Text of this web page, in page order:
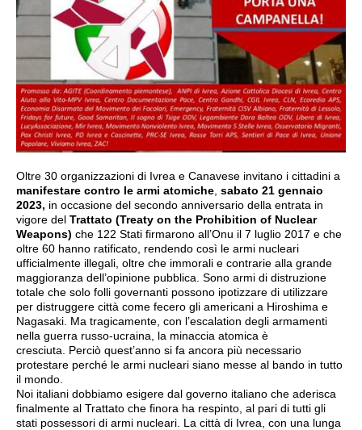
Oltre 30 organizzazioni di Ivrea e Canavese invitano i cittadini a
manifestare contro le armi atomiche sabato 21 gennaio
2023, in occasione del secondo anniversario della entrata in
vigore del Trattato (Treaty on the Prohibition of Nuclear
Weapons) che 122 Stati firmarono all’Onu il 7 luglio 2017 e che
oltre 60 hanno ratificato, rendendo così le armi nucleari
ufficialmente illegali, oltre che immorali e contrarie alla grande
maggioranza dell’opinione pubblica. Sono armi di distruzione
totale che solo folli governanti possono ipotizzare di utilizzare
per distruggere città come fecero gli americani a Hiroshima e
Nagasaki. Ma tragicamente, con l’escalation degli armamenti
nella guerra russo-ucraina, la minaccia atomica è
cresciuta. Perciò quest’anno si fa ancora più necessario
protestare perché le armi nucleari siano messe al bando in tutto
il mondo.
Noi italiani dobbiamo esigere dal governo italiano che aderisca
finalmente al Trattato che finora ha respinto, al pari di tutti gli
stati possessori di armi nucleari. La città di Ivrea, con una lunga